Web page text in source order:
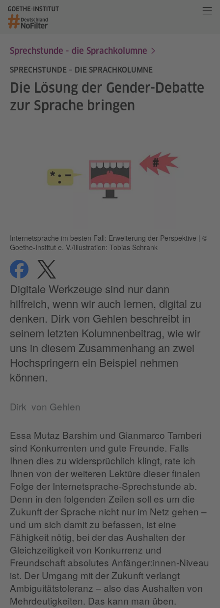
Sprechstunde - die Sprachkolumne
SPRECHSTUNDE – DIE SPRACHKOLUMNE
Die Lösung der Gender-Debatte
zur Sprache bringen
Internetsprache im besten Fall: Erweiterung der Perspektive | ©
Goethe-Institut e. V./Illustration: Tobias Schrank
teilen teilen
Digitale Werkzeuge sind nur dann
hilfreich, wenn wir auch lernen, digital zu
denken. Dirk von Gehlen beschreibt in
seinem letzten Kolumnenbeitrag, wie wir
uns in diesem Zusammenhang an zwei
Hochspringern ein Beispiel nehmen
können.
Dirk von Gehlen
Essa Mutaz Barshim und Gianmarco Tamberi
sind Konkurrenten und gute Freunde. Falls
Ihnen dies zu widersprüchlich klingt, rate ich
Ihnen von der weiteren Lektüre dieser finalen
Folge der Internetsprache-Sprechstunde ab.
Denn in den folgenden Zeilen soll es um die
Zukunft der Sprache nicht nur im Netz gehen –
und um sich damit zu befassen, ist eine
Fähigkeit nötig, bei der das Aushalten der
Gleichzeitigkeit von Konkurrenz und
Freundschaft absolutes Anfänger:innen-Niveau
ist. Der Umgang mit der Zukunft verlangt
Ambiguitätstoleranz – also das Aushalten von
Mehrdeutigkeiten. Das kann man üben.